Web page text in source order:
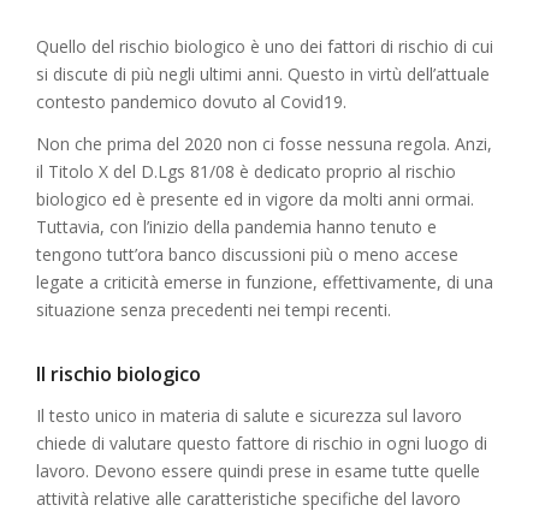
Quello del rischio biologico è uno dei fattori di rischio di cui
si discute di più negli ultimi anni. Questo in virtù dell’attuale
contesto pandemico dovuto al Covid19.
Non che prima del 2020 non ci fosse nessuna regola. Anzi,
il Titolo X del D.Lgs 81/08 è dedicato proprio al rischio
biologico ed è presente ed in vigore da molti anni ormai.
Tuttavia, con l’inizio della pandemia hanno tenuto e
tengono tutt’ora banco discussioni più o meno accese
legate a criticità emerse in funzione, effettivamente, di una
situazione senza precedenti nei tempi recenti.
Il rischio biologico
Il testo unico in materia di salute e sicurezza sul lavoro
chiede di valutare questo fattore di rischio in ogni luogo di
lavoro. Devono essere quindi prese in esame tutte quelle
attività relative alle caratteristiche specifiche del lavoro